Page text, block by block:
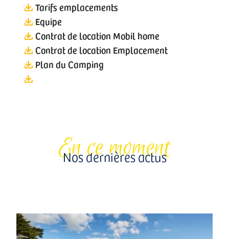
Tarifs emplacements
Equipe
Contrat de location Mobil home
Contrat de location Emplacement
Plan du Camping
En ce moment
Nos dernières actus